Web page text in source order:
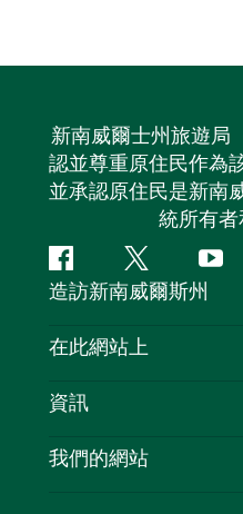
新南威爾士州旅遊局
認並尊重原住民作為
並承認原住民是新南
統所有者
Facebook嘰
嘰
喳
造訪新南威爾斯州
聯絡我們
隱私
Cookie 通知
在此網站上
目的地
新南威爾斯州公路旅行
資訊
旅行資訊
我們的網站